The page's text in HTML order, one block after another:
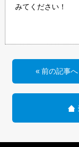
みてください！
« 前の記事へ